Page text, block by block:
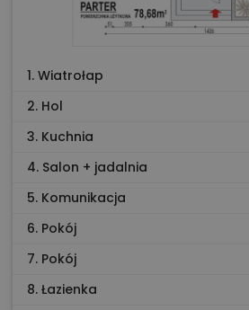
1. Wiatrołap
2. Hol
3. Kuchnia
4. Salon + jadalnia
5. Komunikacja
6. Pokój
7. Pokój
8. Łazienka